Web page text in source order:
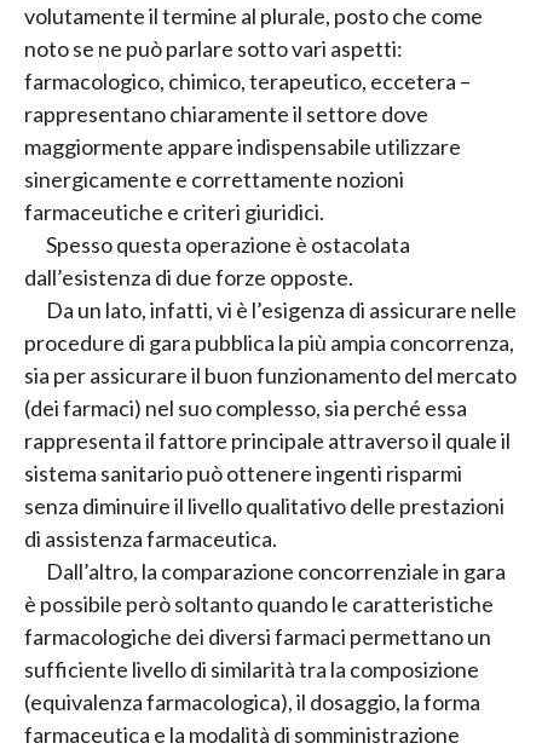
volutamente il termine al plurale, posto che come
noto se ne può parlare sotto vari aspetti:
farmacologico, chimico, terapeutico, eccetera –
rappresentano chiaramente il settore dove
maggiormente appare indispensabile utilizzare
sinergicamente e correttamente nozioni
farmaceutiche e criteri giuridici.
Spesso questa operazione è ostacolata
dall’esistenza di due forze opposte.
Da un lato, infatti, vi è l’esigenza di assicurare nelle
procedure di gara pubblica la più ampia concorrenza,
sia per assicurare il buon funzionamento del mercato
(dei farmaci) nel suo complesso, sia perché essa
rappresenta il fattore principale attraverso il quale il
sistema sanitario può ottenere ingenti risparmi
senza diminuire il livello qualitativo delle prestazioni
di assistenza farmaceutica.
Dall’altro, la comparazione concorrenziale in gara
è possibile però soltanto quando le caratteristiche
farmacologiche dei diversi farmaci permettano un
sufficiente livello di similarità tra la composizione
(equivalenza farmacologica), il dosaggio, la forma
farmaceutica e la modalità di somministrazione